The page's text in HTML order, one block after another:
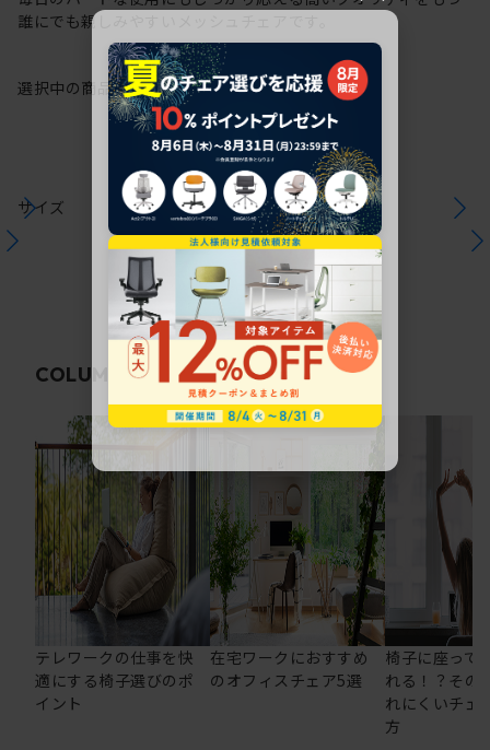
誰にでも親しみやすいメッシュチェアです。
選択中の商品情報保証注意事項
サイズ
COLUMN 関連コラム
テレワークの仕事を快
適にする椅子選びのポ
イント
在宅ワークにおすすめ
のオフィスチェア5選
椅子に座って
れる！？その
れにくいチェ
方